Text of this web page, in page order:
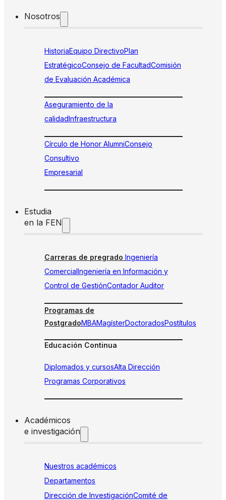
Nosotros
HistoriaEquipo DirectivoPlan
EstratégicoConsejo de FacultadComisión
de Evaluación Académica
Aseguramiento de la
calidadInfraestructura
Círculo de Honor AlumniConsejo
Consultivo
Empresarial
Estudia
en la FEN
Carreras de pregrado Ingeniería
ComercialIngeniería en Información y
Control de GestiónContador Auditor
Programas de
PostgradoMBAMagísterDoctoradosPostítulos
Educación Continua
Diplomados y cursosAlta Dirección
Programas Corporativos
Académicos
e investigación
Nuestros académicos
Departamentos
Dirección de InvestigaciónComité de